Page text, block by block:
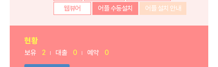
웹뷰어
어플 수동설치 어플 설치 안내
현황
보유 2 대출 0 예약 0